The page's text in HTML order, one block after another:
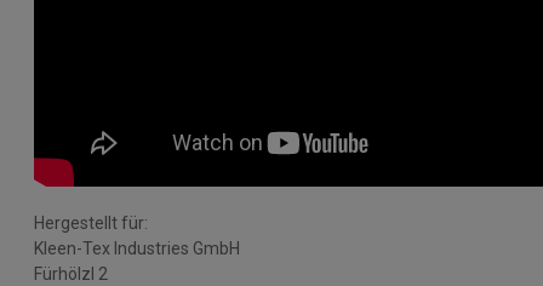
Hergestellt für:
Kleen-Tex Industries GmbH
Fürhölzl 2